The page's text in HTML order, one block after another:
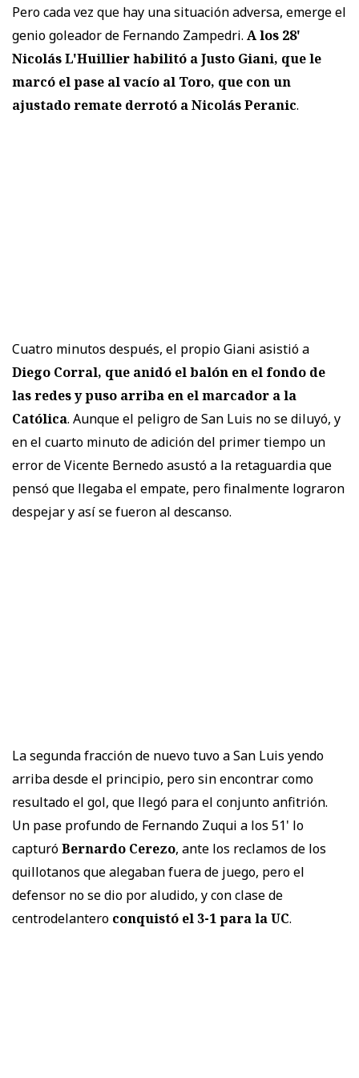
Pero cada vez que hay una situación adversa, emerge el
genio goleador de Fernando Zampedri. A los 28'
Nicolás L'Huillier habilitó a Justo Giani, que le
marcó el pase al vacío al Toro, que con un
ajustado remate derrotó a Nicolás Peranic.
Cuatro minutos después, el propio Giani asistió a
Diego Corral, que anidó el balón en el fondo de
las redes y puso arriba en el marcador a la
Católica. Aunque el peligro de San Luis no se diluyó, y
en el cuarto minuto de adición del primer tiempo un
error de Vicente Bernedo asustó a la retaguardia que
pensó que llegaba el empate, pero finalmente lograron
despejar y así se fueron al descanso.
La segunda fracción de nuevo tuvo a San Luis yendo
arriba desde el principio, pero sin encontrar como
resultado el gol, que llegó para el conjunto anfitrión.
Un pase profundo de Fernando Zuqui a los 51' lo
capturóBernardo Cerezo, ante los reclamos de los
quillotanos que alegaban fuera de juego, pero el
defensor no se dio por aludido, y con clase de
centrodelantero conquistó el 3-1 para la UC.